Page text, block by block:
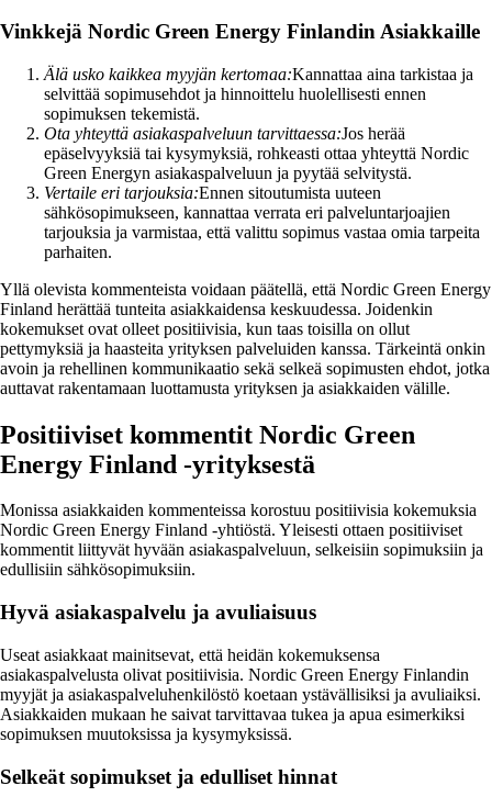
Vinkkejä Nordic Green Energy Finlandin Asiakkaille
Älä usko kaikkea myyjän kertomaa:Kannattaa aina tarkistaa ja
selvittää sopimusehdot ja hinnoittelu huolellisesti ennen
sopimuksen tekemistä.
Ota yhteyttä asiakaspalveluun tarvittaessa:Jos herää
epäselvyyksiä tai kysymyksiä, rohkeasti ottaa yhteyttä Nordic
Green Energyn asiakaspalveluun ja pyytää selvitystä.
Vertaile eri tarjouksia:Ennen sitoutumista uuteen
sähkösopimukseen, kannattaa verrata eri palveluntarjoajien
tarjouksia ja varmistaa, että valittu sopimus vastaa omia tarpeita
parhaiten.
Yllä olevista kommenteista voidaan päätellä, että Nordic Green Energy
Finland herättää tunteita asiakkaidensa keskuudessa. Joidenkin
kokemukset ovat olleet positiivisia, kun taas toisilla on ollut
pettymyksiä ja haasteita yrityksen palveluiden kanssa. Tärkeintä onkin
avoin ja rehellinen kommunikaatio sekä selkeä sopimusten ehdot, jotka
auttavat rakentamaan luottamusta yrityksen ja asiakkaiden välille.
Positiiviset kommentit Nordic Green
Energy Finland -yrityksestä
Monissa asiakkaiden kommenteissa korostuu positiivisia kokemuksia
Nordic Green Energy Finland -yhtiöstä. Yleisesti ottaen positiiviset
kommentit liittyvät hyvään asiakaspalveluun, selkeisiin sopimuksiin ja
edullisiin sähkösopimuksiin.
Hyvä asiakaspalvelu ja avuliaisuus
Useat asiakkaat mainitsevat, että heidän kokemuksensa
asiakaspalvelusta olivat positiivisia. Nordic Green Energy Finlandin
myyjät ja asiakaspalveluhenkilöstö koetaan ystävällisiksi ja avuliaiksi.
Asiakkaiden mukaan he saivat tarvittavaa tukea ja apua esimerkiksi
sopimuksen muutoksissa ja kysymyksissä.
Selkeät sopimukset ja edulliset hinnat